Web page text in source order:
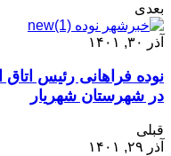
بعدی
آذر ۳۰, ۱۴۰۱
نوده فراهانی رئیس
در شهرستان شهریار
قبلی
آذر ۲۹, ۱۴۰۱